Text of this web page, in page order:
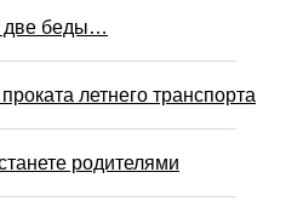
две беды…
летнего транспорта
родителями